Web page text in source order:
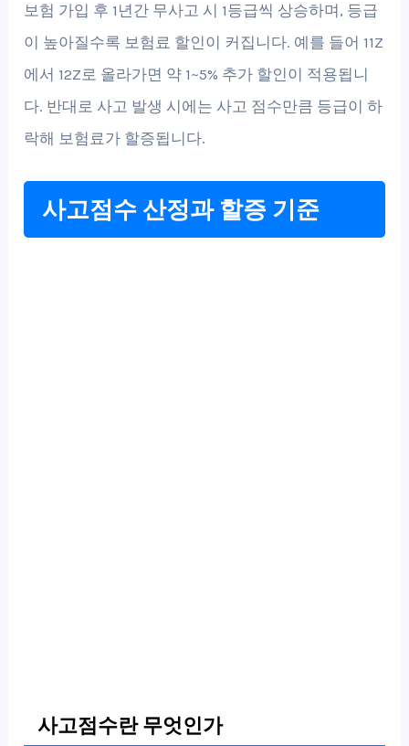
보험 가입 후 1년간 무사고 시 1등급씩 상승하며, 등급
이 높아질수록 보험료 할인이 커집니다. 예를 들어 11Z
에서 12Z로 올라가면 약 1~5% 추가 할인이 적용됩니
다. 반대로 사고 발생 시에는 사고 점수만큼 등급이 하
락해 보험료가 할증됩니다.
사고점수 산정과 할증 기준
사고점수란 무엇인가